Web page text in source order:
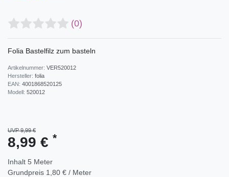
(0)
Folia Bastelfilz zum basteln
Artikelnummer: VER520012
Hersteller: folia
EAN: 4001868520125
Modell: 520012
UVP 9,99 €
8,99 € *
Inhalt 5 Meter
Grundpreis 1,80 € / Meter